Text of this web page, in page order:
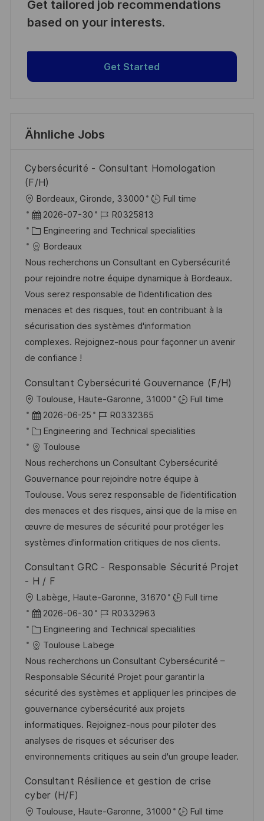
Get tailored job recommendations
based on your interests.
Get Started
Ähnliche Jobs
Cybersécurité - Consultant Homologation
(F/H)
O
r
t
Bordeaux, Gironde, 33000
Full time
D
a
t
u
m
d
e
r
V
e
ö
f
f
e
n
t
l
i
c
h
u
n
g
2026-07-30
J
o
-
I
D
R0325813
K
a
t
e
g
o
r
i
e
Engineering and Technical specialities
Bordeaux
Nous recherchons un Consultant en Cybersécurité
pour rejoindre notre équipe dynamique à Bordeaux.
Vous serez responsable de l'identification des
menaces et des risques, tout en contribuant à la
sécurisation des systèmes d'information
complexes. Rejoignez-nous pour façonner un avenir
de confiance !
Consultant Cybersécurité Gouvernance (F/H)
O
r
t
Toulouse, Haute-Garonne, 31000
Full time
D
a
t
u
m
d
e
r
V
r
f
n
g
2026-06-25
J
o
-
I
D
R0332365
K
a
t
e
g
o
r
i
Engineering and Technical specialities
Toulouse
Nous recherchons un Consultant Cybersécurité
Gouvernance pour rejoindre notre équipe à
Toulouse. Vous serez responsable de l'identification
des menaces et des risques, ainsi que de la mise en
œuvre de mesures de sécurité pour protéger les
systèmes d'information critiques de nos clients.
Consultant GRC - Responsable Sécurité Projet
- H / F
O
r
t
Labège, Haute-Garonne, 31670
Full time
D
a
t
u
m
d
e
r
V
e
ö
f
2026-06-30
J
o
b
-
I
D
R0332963
K
a
t
e
g
o
r
i
e
Engineering and Technical specialities
Toulouse Labege
Nous recherchons un Consultant Cybersécurité –
Responsable Sécurité Projet pour garantir la
sécurité des systèmes et appliquer les principes de
gouvernance cybersécurité aux projets
informatiques. Rejoignez-nous pour piloter des
analyses de risques et sécuriser des
environnements critiques au sein d'un groupe leader.
Consultant Résilience et gestion de crise
cyber (H/F)
O Toulouse, Haute-Garonne, 31000
Full time